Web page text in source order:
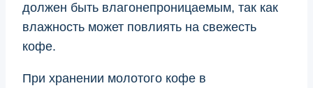
должен быть влагонепроницаемым, так как
влажность может повлиять на свежесть
кофе.
При хранении молотого кофе в